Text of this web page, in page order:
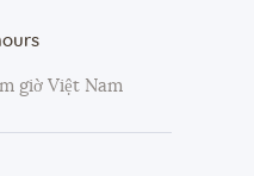
giờ Việt Nam